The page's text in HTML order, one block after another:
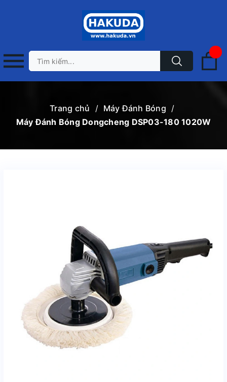
Trang chủ / Máy Đánh Bóng /
Máy Đánh Bóng Dongcheng DSP03-180 1020W